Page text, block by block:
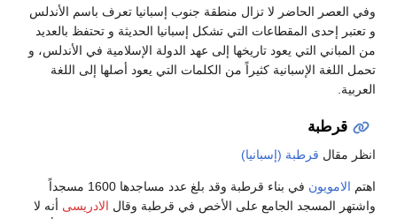
وفي العصر الحاضر لا تزال منطقة جنوب إسبانيا تعرف باسم الأندلس
و تعتبر إحدى المقطاعات التي تشكل إسبانيا الحديثة و تحتفظ بالعديد
من المباني التي يعود تاريخها إلى عهد الدولة الإسلامية في الأندلس، و
تحمل اللغة الإسبانية كثيراً من الكلمات التي يعود أصلها إلى اللغة
العربية.
قرطبة
انظر مقال قرطبة (إسبانيا)
اهتم الامويون
في بناء قرطبة وقد بلغ عدد مساجدها 1600 مسجداً
واشتهر المسجد الجامع على الأخص في قرطبة وقال الادريسى أنه لا